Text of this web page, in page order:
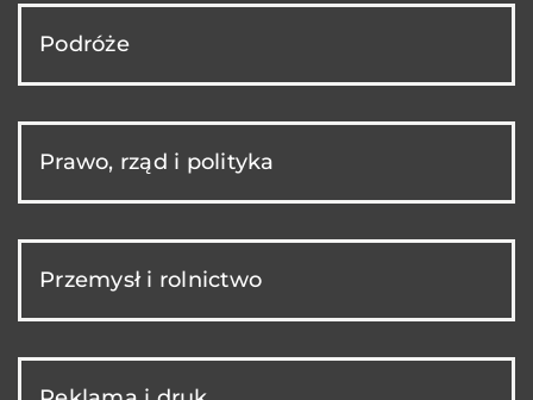
Podróże
Prawo, rząd i polityka
Przemysł i rolnictwo